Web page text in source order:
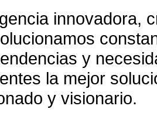
innovadora,
y
la mejor
y visionario.